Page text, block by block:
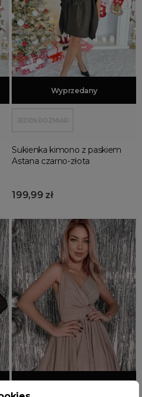
Dodaj do koszyka
Wyprzedany
JEDEN ROZMIAR
Sukienka kimono z paskiem
Astana czarno-złota
199,99 zł